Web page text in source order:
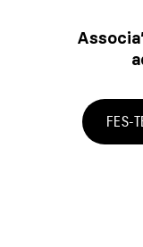
FES-